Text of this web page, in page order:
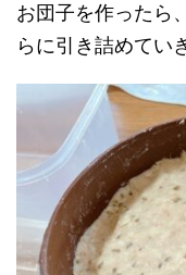
お団子を作ったら
らに引き詰めてい